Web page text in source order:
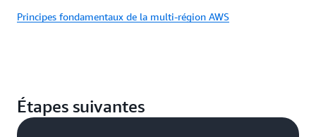
Principes fondamentaux de la multi-région AWS
Étapes suivantes